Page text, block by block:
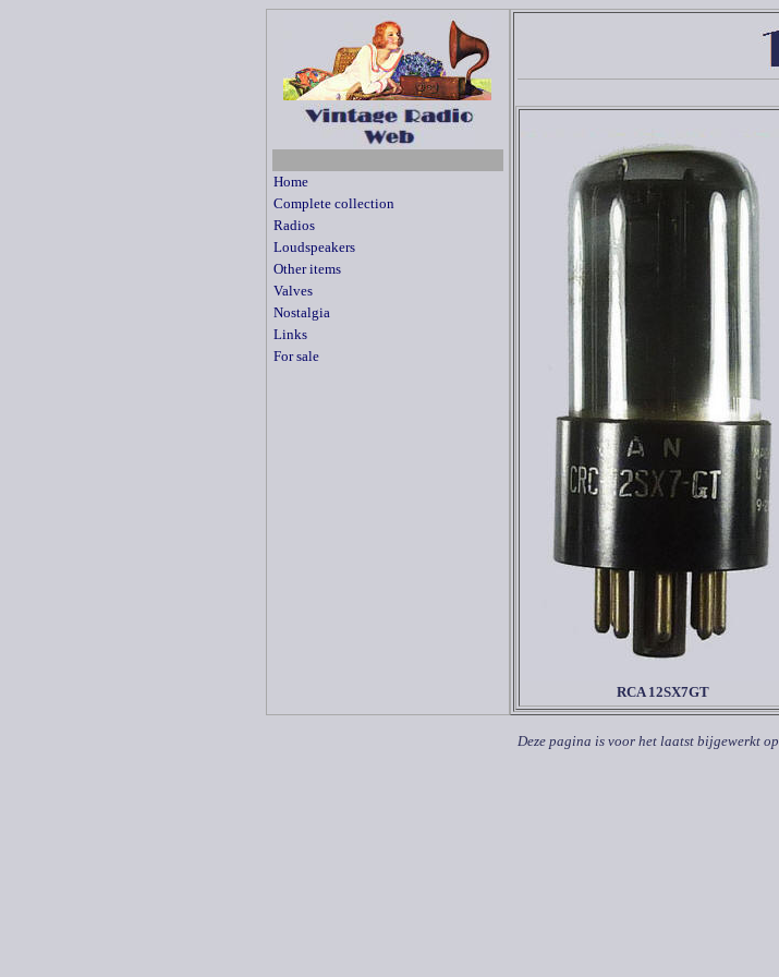
Home
Complete collection
Radios
Loudspeakers
Other items
Valves
Nostalgia
Links
For sale
RCA 12SX7GT
Deze pagina is voor het laatst bijgewerkt op